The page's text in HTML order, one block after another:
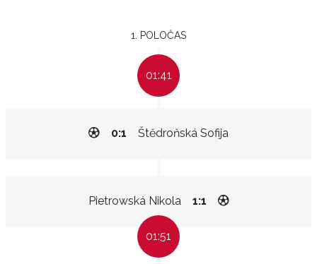
1. POLOČAS
01:41
Štědroňská Sofija
0:1
Pietrowská Nikola 1:1
01:51